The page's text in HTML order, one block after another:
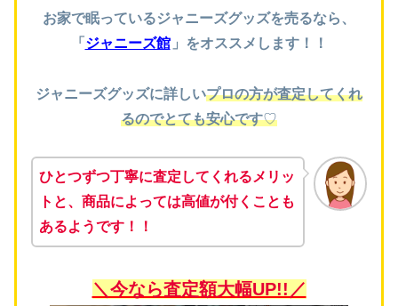
お家で眠っているジャニーズグッズを売るなら、
「 ジャニーズ館 」をオススメします！！
ジャニーズグッズに詳しいプロの方が査定してくれ
るのでとても安心です♡
ひとつずつ丁寧に査定してくれるメリッ
トと、商品によっては高値が付くことも
あるようです！！
＼今なら査定額大幅UP!!／